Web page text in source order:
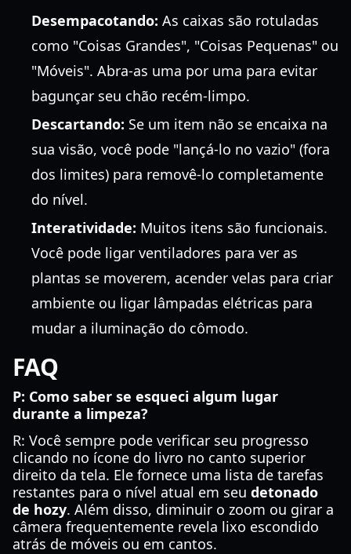
Desempacotando: As caixas são rotuladas
como "Coisas Grandes", "Coisas Pequenas" ou
"Móveis". Abra-as uma por uma para evitar
bagunçar seu chão recém-limpo.
Descartando: Se um item não se encaixa na
sua visão, você pode "lançá-lo no vazio" (fora
dos limites) para removê-lo completamente
do nível.
Interatividade: Muitos itens são funcionais.
Você pode ligar ventiladores para ver as
plantas se moverem, acender velas para criar
ambiente ou ligar lâmpadas elétricas para
mudar a iluminação do cômodo.
FAQ
P: Como saber se esqueci algum lugar
durante a limpeza?
R: Você sempre pode verificar seu progresso
clicando no ícone do livro no canto superior
direito da tela. Ele fornece uma lista de tarefas
restantes para o nível atual em seu detonado
de hozy. Além disso, diminuir o zoom ou girar a
câmera frequentemente revela lixo escondido
atrás de móveis ou em cantos.